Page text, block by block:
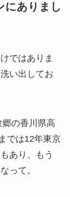
にありまし
ではありま
い出してお
の香川県高
では12年東京
あり、もう
って。